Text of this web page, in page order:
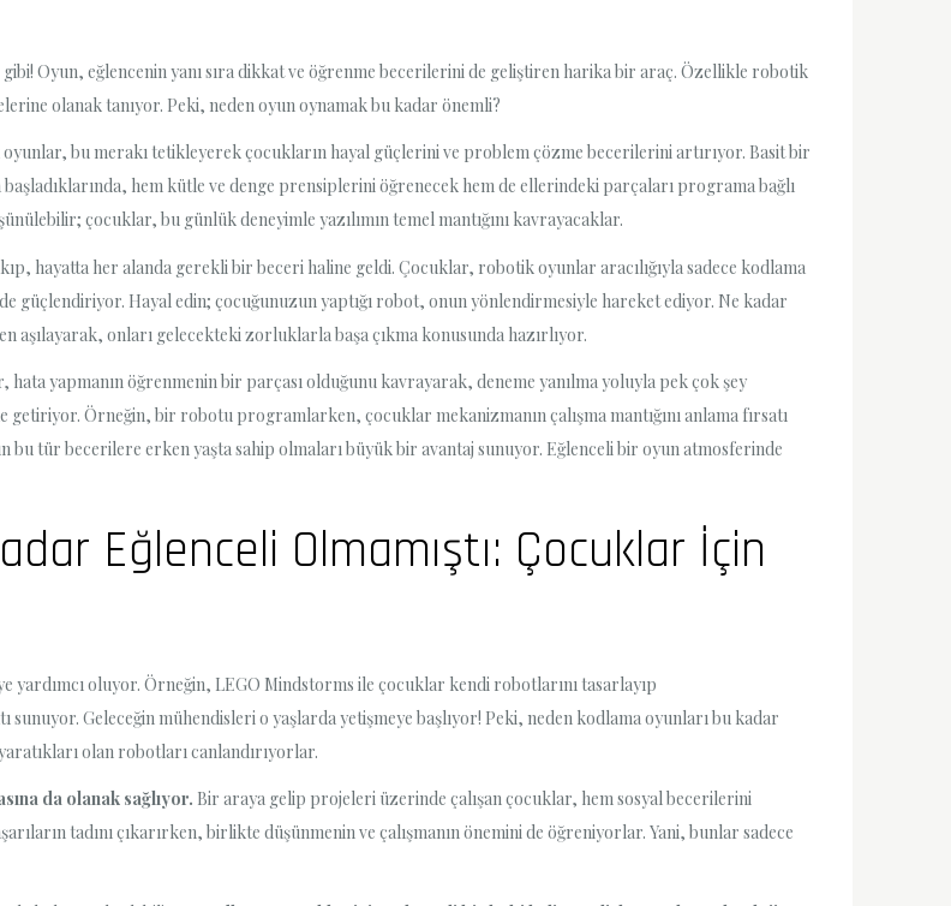
Oyun, eğlencenin yanı sıra dikkat ve öğrenme becerilerini de geliştiren harika bir araç. Özellikle robotik
olanak tanıyor. Peki, neden oyun oynamak bu kadar önemli?
bu merakı tetikleyerek çocukların hayal güçlerini ve problem çözme becerilerini artırıyor. Basit bir
hem kütle ve denge prensiplerini öğrenecek hem de ellerindeki parçaları programa bağlı
çocuklar, bu günlük deneyimle yazılımın temel mantığını kavrayacaklar.
hayatta her alanda gerekli bir beceri haline geldi. Çocuklar, robotik oyunlar aracılığıyla sadece kodlama
güçlendiriyor. Hayal edin; çocuğunuzun yaptığı robot, onun yönlendirmesiyle hareket ediyor. Ne kadar
aşılayarak, onları gelecekteki zorluklarla başa çıkma konusunda hazırlıyor.
yapmanın öğrenmenin bir parçası olduğunu kavrayarak, deneme yanılma yoluyla pek çok şey
Örneğin, bir robotu programlarken, çocuklar mekanizmanın çalışma mantığını anlama fırsatı
tür becerilere erken yaşta sahip olmaları büyük bir avantaj sunuyor. Eğlenceli bir oyun atmosferinde
Eğlenceli Olmamıştı: Çocuklar İçin
oluyor. Örneğin, LEGO Mindstorms ile çocuklar kendi robotlarını tasarlayıp
Geleceğin mühendisleri o yaşlarda yetişmeye başlıyor! Peki, neden kodlama oyunları bu kadar
olan robotları canlandırıyorlar.
da olanak sağlıyor. Bir araya gelip projeleri üzerinde çalışan çocuklar, hem sosyal becerilerini
tadını çıkarırken, birlikte düşünmenin ve çalışmanın önemini de öğreniyorlar. Yani, bunlar sadece